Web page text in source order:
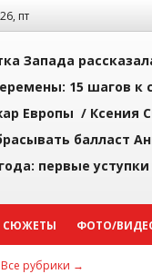
пт
Запада
15 шагов к
Европы / Ксения
балласт
первые
СЮЖЕТЫ ФОТО/
Все рубрики →